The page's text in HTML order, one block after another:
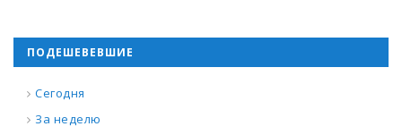
ПОДЕШЕВЕВШИЕ
Сегодня
За неделю